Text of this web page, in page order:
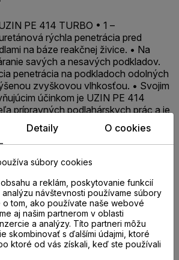
PE 414 TURBO • 1 –
rýchla penetrácia pred
na báze reakčnej živice. • Na
savých a nesavých podkladov.
penetrácia na podkladoch odolných
zvyškovou vlhkosťou. • Svojim
účinkom je UZIN PE 414
prípravných podlahárskych prác a je
zvýšenej zvyškovej vlhkosti v
až do 4 CM%. • Vhodná pre
kúrenie a pre namáhanie stoličkami
EN 12 529. • Bez rozpúšťadiel.
špachtľou 100 – 150 g/m2 penovým
g/m2 valčekom s vláknami
Detaily O cookies
súbory cookies
a reklám, poskytovanie funkcií
návštevnosti používame súbory
o tom, ako používate naše webové
aj našim partnerom v oblasti
a analýzy. Títo partneri môžu
skombinovať s ďalšími údajmi, ktoré
ktoré od vás získali, keď ste používali